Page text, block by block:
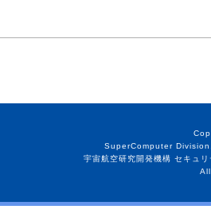
SuperComputer
宇宙航空研究開発機構 セキュ